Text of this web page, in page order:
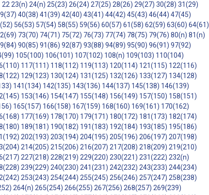
22 23(n) 24(n) 25(23) 26(24) 27(25) 28(26) 29(27) 30(28) 31(29)
40(38) 41(39) 42(40) 43(41) 44(42) 45(43) 46(44) 47(45)
56(53) 57(54) 58(55) 59(56) 60(57) 61(58) 62(59) 63(60) 64(61)
73(70) 74(71) 75(72) 76(73) 77(74) 78(75) 79(76) 80(n) 81(n)
90(85) 91(86) 92(87) 93(88) 94(89) 95(90) 96(91) 97(92)
105(100) 106(101) 107(102) 108(n) 109(103) 110(104)
117(111) 118(112) 119(113) 120(114) 121(115) 122(116)
129(123) 130(124) 131(125) 132(126) 133(127) 134(128)
141(134) 142(135) 143(136) 144(137) 145(138) 146(139)
153(146) 154(147) 155(148) 156(149) 157(150) 158(151)
165(157) 166(158) 167(159) 168(160) 169(161) 170(162)
177(169) 178(170) 179(171) 180(172) 181(173) 182(174)
189(181) 190(182) 191(183) 192(184) 193(185) 195(186)
202(193) 203(194) 204(195) 205(196) 206(197) 207(198)
214(205) 215(206) 216(207) 217(208) 218(209) 219(210)
227(218) 228(219) 229(220) 230(221) 231(222) 232(n)
239(229) 240(230) 241(231) 242(232) 243(233) 244(234)
253(243) 254(244) 255(245) 256(246) 257(247) 258(238)
264(n) 265(254) 266(255) 267(256) 268(257) 269(239)